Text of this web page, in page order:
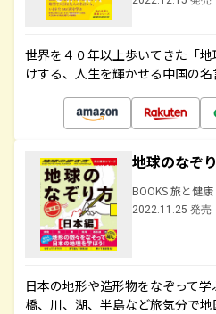
世界を４０年以上歩いてきた「
けする、人生を輝かせる中国の
地球のな
BOOKS 旅と健康
2022.11.25 発売
日本の地形や造形物をなぞって
橋、川、湖、半島など旅気分で